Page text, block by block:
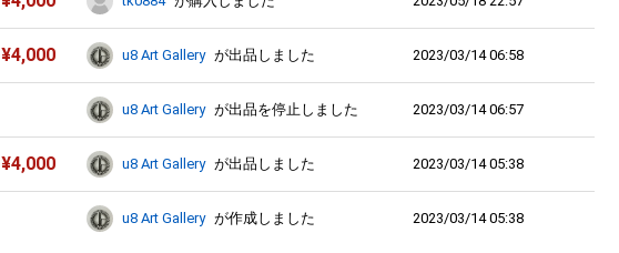
¥4,000 u8 Art Gallery が出品しました 2023/03/14 06:58
u8 Art Gallery が出品を停止しました 2023/03/14 06:57
¥4,000 u8 Art Gallery が出品しました 2023/03/14 05:38
u8 Art Gallery が作成しました 2023/03/14 05:38